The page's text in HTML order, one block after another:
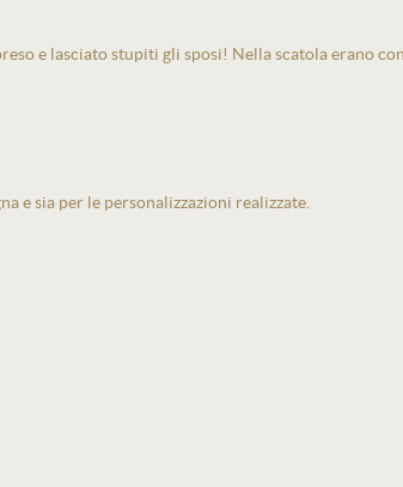
e lasciato stupiti gli sposi! Nella scatola erano
e sia per le personalizzazioni realizzate.